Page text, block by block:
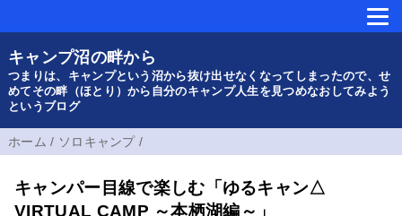
キャンプ沼の畔から
つまりは、キャンプという沼から抜け出せなくなってしまったので、せ
めてその畔（ほとり）から自分のキャンプ人生を見つめなおしてみよう
というブログ
ホーム / ソロキャンプ /
キャンパー目線で楽しむ「ゆるキャン△
VIRTUAL CAMP ～本栖湖編～」